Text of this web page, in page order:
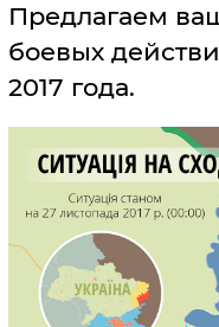
Предлагаем
боевых
2017 года.